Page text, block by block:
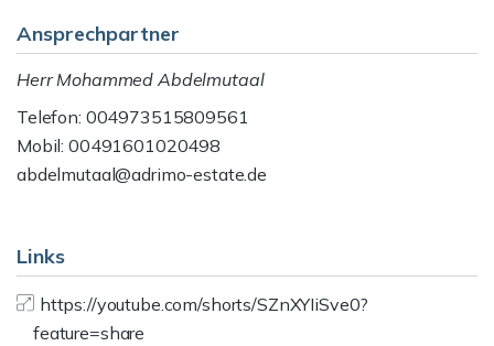
Ansprechpartner
Herr Mohammed Abdelmutaal
Telefon: 004973515809561
Mobil: 00491601020498
abdelmutaal@adrimo-estate.de
Links
https://youtube.com/shorts/SZnXYIiSve0?
feature=share